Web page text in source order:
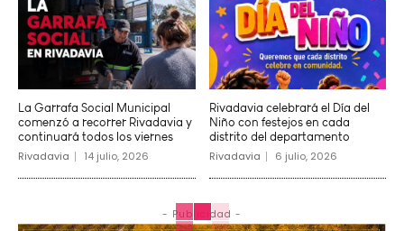
La Garrafa Social Municipal
comenzó a recorrer Rivadavia y
continuará todos los viernes
Rivadavia 14 julio, 2026
Rivadavia celebrará el Día del
Niño con festejos en cada
distrito del departamento
Rivadavia 6 julio, 2026
- Publicidad -